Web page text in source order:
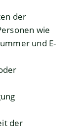
der
wie
und E-
der